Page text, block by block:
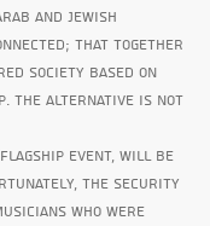
and Jewish
that together
society based on
The alternative is not
event, will be
the security
who were